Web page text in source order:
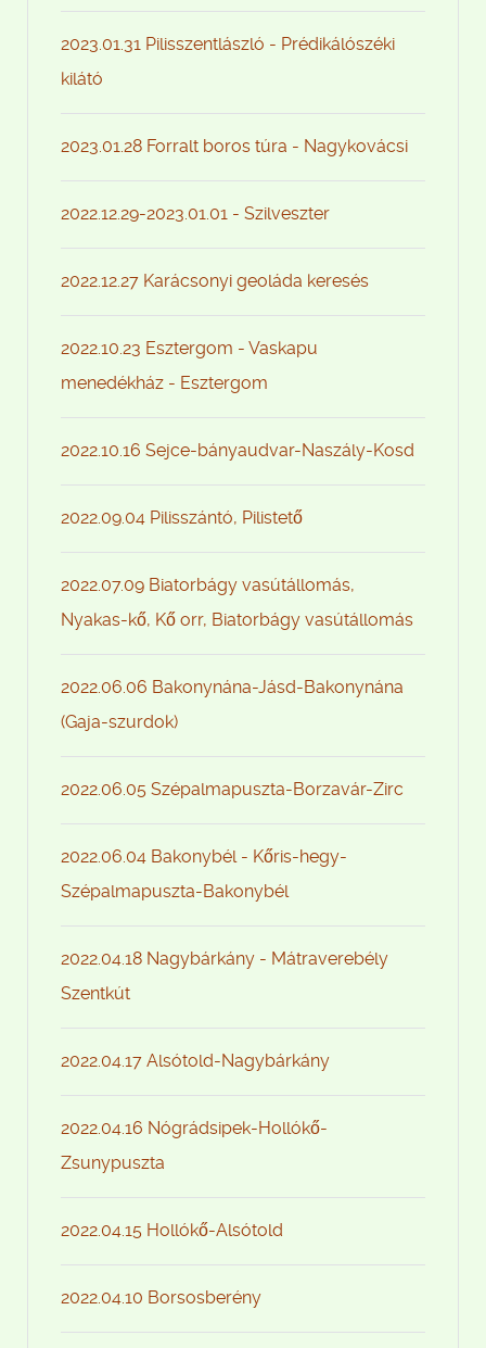
2023.01.31 Pilisszentlászló - Prédikálószéki
kilátó
2023.01.28 Forralt boros túra - Nagykovácsi
2022.12.29-2023.01.01 - Szilveszter
2022.12.27 Karácsonyi geoláda keresés
2022.10.23 Esztergom - Vaskapu
menedékház - Esztergom
2022.10.16 Sejce-bányaudvar-Naszály-Kosd
2022.09.04 Pilisszántó, Pilistető
2022.07.09 Biatorbágy vasútállomás,
Nyakas-kő, Kő orr, Biatorbágy vasútállomás
2022.06.06 Bakonynána-Jásd-Bakonynána
(Gaja-szurdok)
2022.06.05 Szépalmapuszta-Borzavár-Zirc
2022.06.04 Bakonybél - Kőris-hegy-
Szépalmapuszta-Bakonybél
2022.04.18 Nagybárkány - Mátraverebély
Szentkút
2022.04.17 Alsótold-Nagybárkány
2022.04.16 Nógrádsipek-Hollókő-
Zsunypuszta
2022.04.15 Hollókő-Alsótold
2022.04.10 Borsosberény